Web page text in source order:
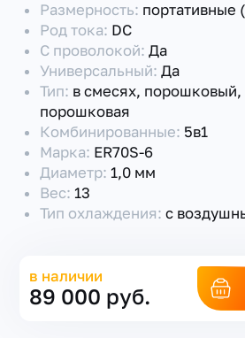
Размерность: портативные
Род тока: DC
С проволокой:Да
Универсальный:Да
Тип: в смесях,
порошковая
Комбинированные: 5в1
Марка: ER70S-6
Диаметр: 1,0 мм
Вес: 13
Тип охлаждения:с
в наличии
89 000 руб.